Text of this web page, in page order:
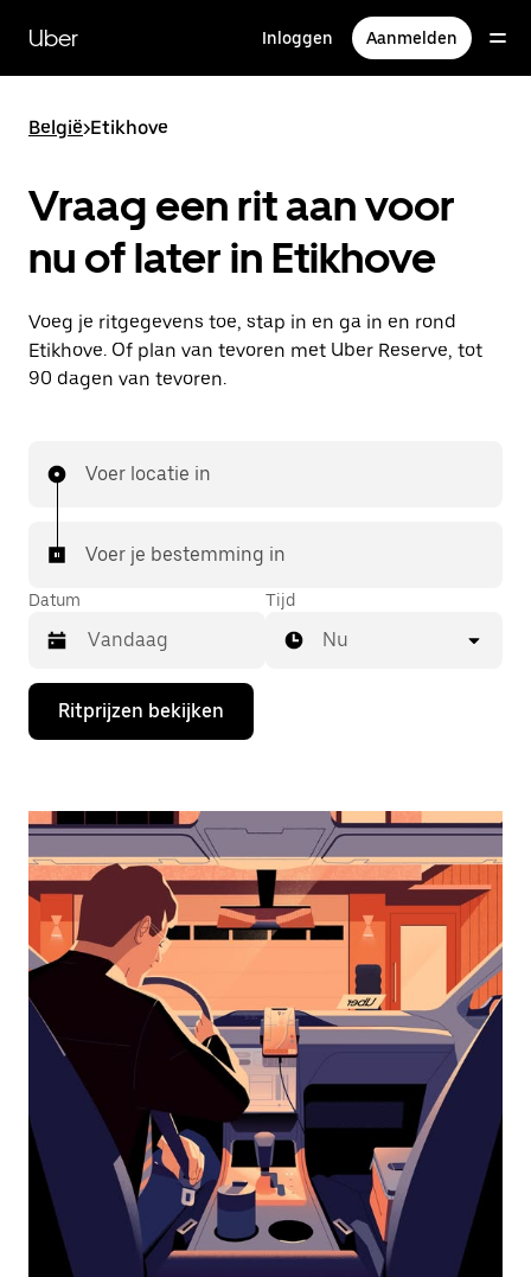
naar
hoofdinhoud
Uber Inloggen Aanmelden
België>Etikhove
Vraag een rit aan voor
nu of later in Etikhove
Voeg je ritgegevens toe, stap in en ga in en rond
Etikhove. Of plan van tevoren met Uber Reserve, tot
90 dagen van tevoren.
Voer locatie in
Voer je bestemming in
Datum
Druk
de
de
te
openen
een
datum
te
selecteren.
Druk
Escape
agenda
te
sluiten.
Tijd
Nu
Ritprijzen bekijken